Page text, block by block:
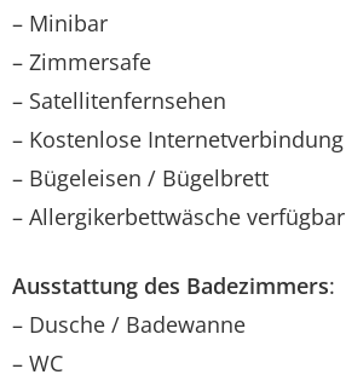
– Minibar
– Zimmersafe
– Satellitenfernsehen
– Kostenlose Internetverbindung
– Bügeleisen / Bügelbrett
– Allergikerbettwäsche verfügbar
Ausstattung des Badezimmers:
– Dusche / Badewanne
– WC